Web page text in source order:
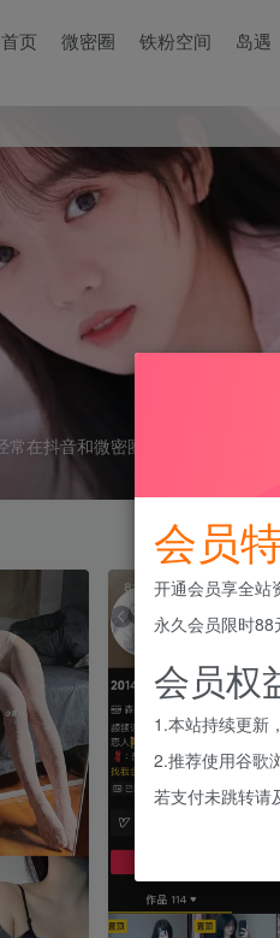
首页 微密圈 铁粉空间 岛遇
在抖音和微密圈分享她们的生活
会员
开通会员享全站
永久会员限时88
会员权
1.本站持续更新
2.推荐使用谷歌
若支付未跳转请